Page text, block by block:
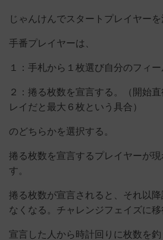
じゃんけんでスタートプレイヤーを
手番プレイヤーは、
１：手札から１枚選び自分のフィー
２：捲る枚数を宣言する。（開始
レイだと最大６枚という具合）
のどちらかを選択する。
捲る枚数を宣言するプレイヤーが
す。
捲る枚数が宣言されると、それ以
なくなる。チャレンジフェイズに移
宣言した人から時計回りに枚数を